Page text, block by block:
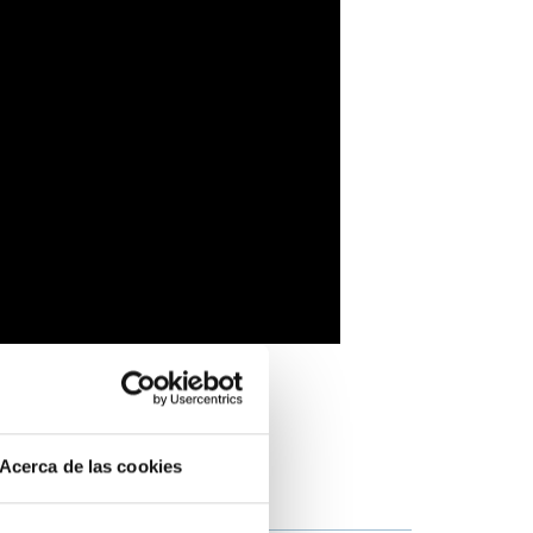
Acerca de las cookies